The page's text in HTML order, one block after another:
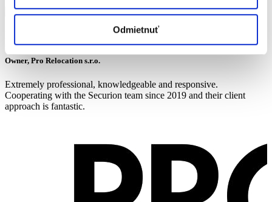
Odmietnuť
Owner, Pro Relocation s.r.o.
Extremely professional, knowledgeable and responsive.
Cooperating with the Securion team since 2019 and their client
approach is fantastic.